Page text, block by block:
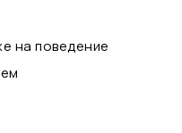
на поведение